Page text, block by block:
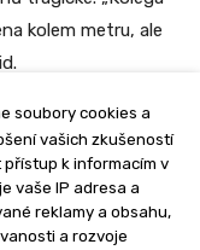
soubory cookies a
vašich zkušeností
přístup k informacím v
vaše IP adresa a
reklamy a obsahu,
a rozvoje